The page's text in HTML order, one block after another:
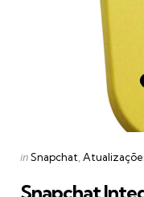
Categories
Posted
inSnapchat
Snapchat